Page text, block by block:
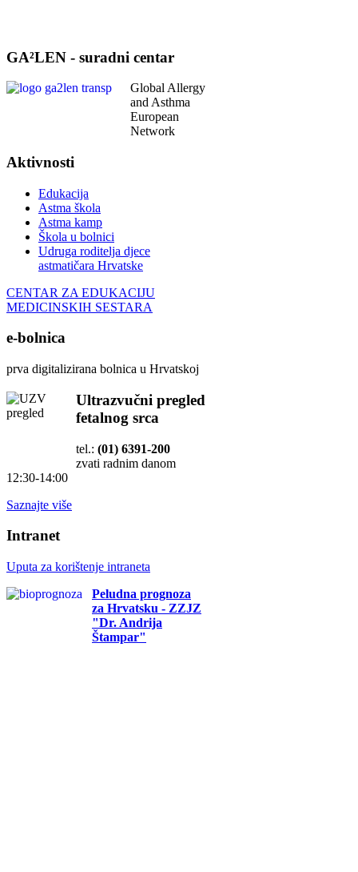
GA²LEN - suradni centar
Global Allergy
and Asthma
European
Network
Aktivnosti
Edukacija
Astma škola
Astma kamp
Škola u bolnici
Udruga roditelja djece
astmatičara Hrvatske
CENTAR ZA EDUKACIJU
MEDICINSKIH SESTARA
e-bolnica
prva digitalizirana bolnica u Hrvatskoj
Ultrazvučni pregled
fetalnog srca
tel.: (01) 6391-200
zvati radnim danom
12:30-14:00
Saznajte više
Intranet
Uputa za korištenje intraneta
Peludna prognoza
za Hrvatsku - ZZJZ
"Dr. Andrija
Štampar"